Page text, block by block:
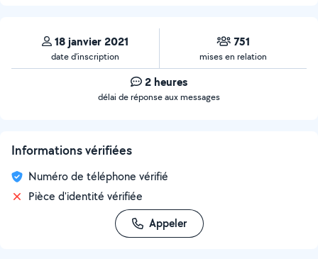
18 janvier 2021
date d’inscription
751
mises en relation
2 heures
délai de réponse aux messages
Informations vérifiées
Numéro de téléphone vérifié
Pièce d'identité vérifiée
Appeler